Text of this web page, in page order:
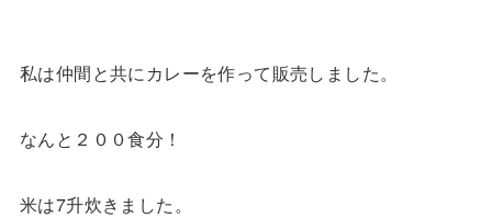
私は仲間と共にカレーを作って販売しました。
なんと２００食分！
米は7升炊きました。